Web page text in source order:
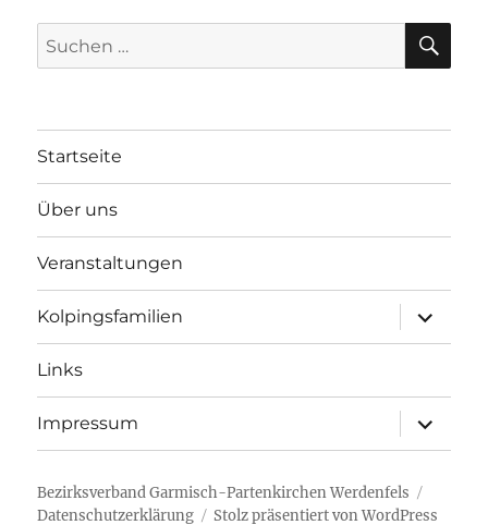
Suchen
nach:
Startseite
Über uns
Veranstaltungen
Kolpingsfamilien
öffnen
Links
Impressum
öffnen
Bezirksverband Garmisch-Partenkirchen Werdenfels
Datenschutzerklärung
Stolz präsentiert von WordPress